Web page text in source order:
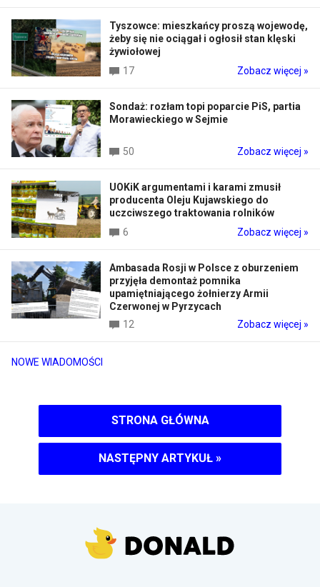
NOWE WIADOMOŚCI
Tyszowce: mieszkańcy proszą wojewodę,
żeby się nie ociągał i ogłosił stan klęski
żywiołowej
17
Zobacz więcej »
Sondaż: rozłam topi poparcie PiS, partia
Morawieckiego w Sejmie
50 Zobacz więcej »
UOKiK argumentami i karami zmusił
producenta Oleju Kujawskiego do
uczciwszego traktowania rolników
6
Zobacz więcej »
Ambasada Rosji w Polsce z oburzeniem
przyjęła demontaż pomnika
upamiętniającego żołnierzy Armii
Czerwonej w Pyrzycach
12
Zobacz więcej »
STRONA GŁÓWNA
NASTĘPNY ARTYKUŁ »